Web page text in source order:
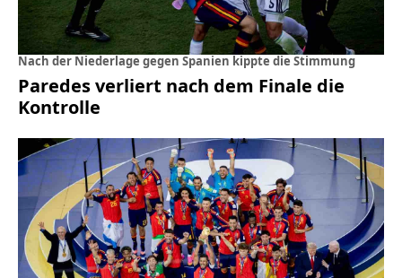
Nach der Niederlage gegen Spanien kippte die Stimmung
Paredes verliert nach dem Finale die
Kontrolle